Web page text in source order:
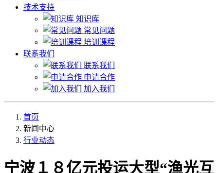
技术支持
知识库
常见问题
培训课程
联系我们
联系我们
申请合作
加入我们
首页
新闻中心
行业动态
宁波１８亿元投运大型“渔光互